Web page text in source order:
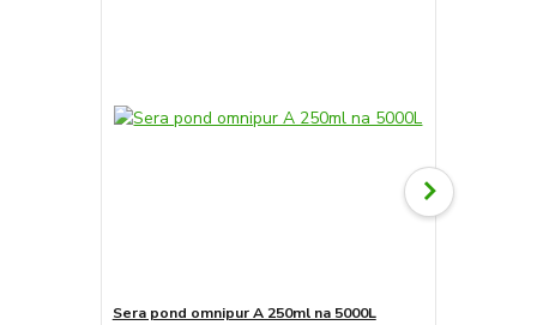
Sera pond omnipur A 250ml na 5000L